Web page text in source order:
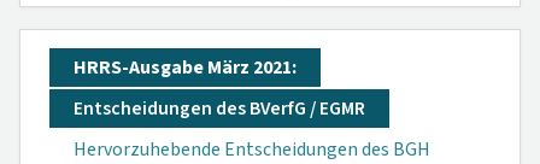
HRRS-Ausgabe März 2021:
Entscheidungen des BVerfG / EGMR
Hervorzuhebende Entscheidungen des BGH